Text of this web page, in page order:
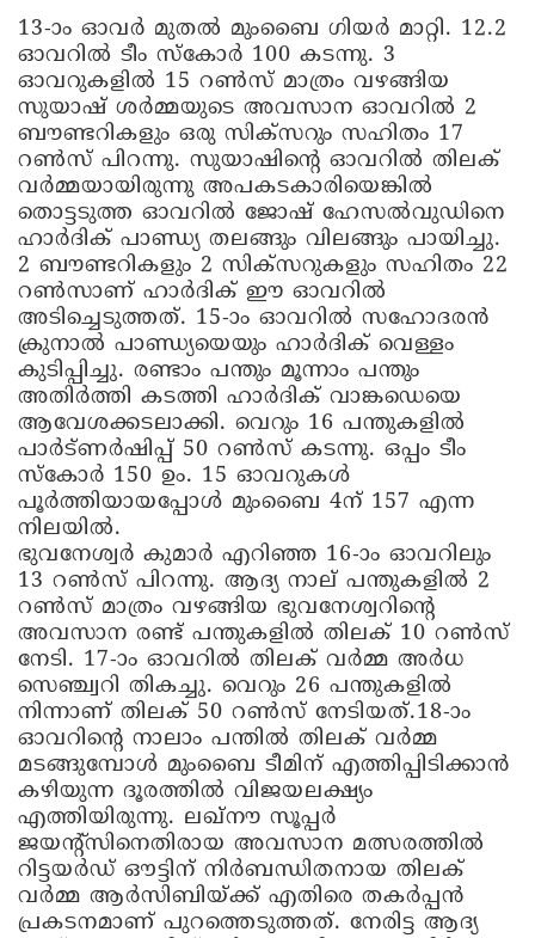
13-ാം ഓവര്‍ മുതൽ മുംബൈ ഗിയര്‍ മാറ്റി. 12.2
ഓവറിൽ ടീം സ്കോര്‍ 100 കടന്നു. 3
ഓവറുകളിൽ 15 റൺസ് മാത്രം വഴങ്ങിയ
സുയാഷ് ശര്‍മ്മയുടെ അവസാന ഓവറിൽ 2
ബൗണ്ടറികളും ഒരു സിക്സറും സഹിതം 17
റൺസ് പിറന്നു. സുയാഷിന്‍റെ ഓവറിൽ തിലക്
വര്‍മ്മയായിരുന്നു അപകടകാരിയെങ്കിൽ
തൊട്ടടുത്ത ഓവറിൽ ജോഷ് ഹേസൽവുഡിനെ
ഹാര്‍ദിക് പാണ്ഡ്യ തലങ്ങും വിലങ്ങും പായിച്ചു.
2 ബൗണ്ടറികളും 2 സിക്സറുകളും സഹിതം 22
റൺസാണ് ഹാര്‍ദിക് ഈ ഓവറിൽ
അടിച്ചെടുത്തത്. 15-ാം ഓവറിൽ സഹോദരന്‍
ക്രുനാൽ പാണ്ഡ്യയെയും ഹാര്‍ദിക് വെള്ളം
കുടിപ്പിച്ചു. രണ്ടാം പന്തും മൂന്നാം പന്തും
അതിര്‍ത്തി കടത്തി ഹാര്‍ദിക് വാങ്കഡെയെ
ആവേശക്കടലാക്കി. വെറും 16 പന്തുകളിൽ
പാര്‍ട്ണര്‍ഷിപ്പ് 50 റൺസ് കടന്നു. ഒപ്പം ടീം
സ്കോര്‍ 150 ഉം. 15 ഓവറുകൾ
പൂര്‍ത്തിയായപ്പോൾ മുംബൈ 4ന് 157 എന്ന
നിലയിൽ.
ഭുവനേശ്വര്‍ കുമാര്‍ എറിഞ്ഞ 16-ാം ഓവറിലും
13 റൺസ് പിറന്നു. ആദ്യ നാല് പന്തുകളിൽ 2
റൺസ് മാത്രം വഴങ്ങിയ ഭുവനേശ്വറിന്റെ
അവസാന രണ്ട് പന്തുകളിൽ തിലക് 10 റൺസ്
നേടി. 17-ാം ഓവറിൽ തിലക് വര്‍മ്മ അര്‍ധ
സെഞ്ച്വറി തികച്ചു. വെറും 26 പന്തുകളിൽ
നിന്നാണ് തിലക് 50 റൺസ് നേടിയത്.18-ാം
ഓവറിന്റെ നാലാം പന്തിൽ തിലക് വര്‍മ്മ
മടങ്ങുമ്പോൾ മുംബൈ ടീമിന് എത്തിപ്പിടിക്കാൻ
കഴിയുന്ന ദൂരത്തിൽ വിജയലക്ഷ്യം
എത്തിയിരുന്നു. ലഖ്നൗ സൂപ്പര്‍
ജയന്റ്സിനെതിരായ അവസാന മത്സരത്തിൽ
റിട്ടയര്‍ഡ് ഔട്ടിന് നിര്‍ബന്ധിതനായ തിലക്
വര്‍മ്മ ആര്‍സിബിയ്ക്ക് എതിരെ തകര്‍പ്പൻ
പ്രകടനമാണ് പുറത്തെടുത്തത്. നേരിട്ട ആദ്യ